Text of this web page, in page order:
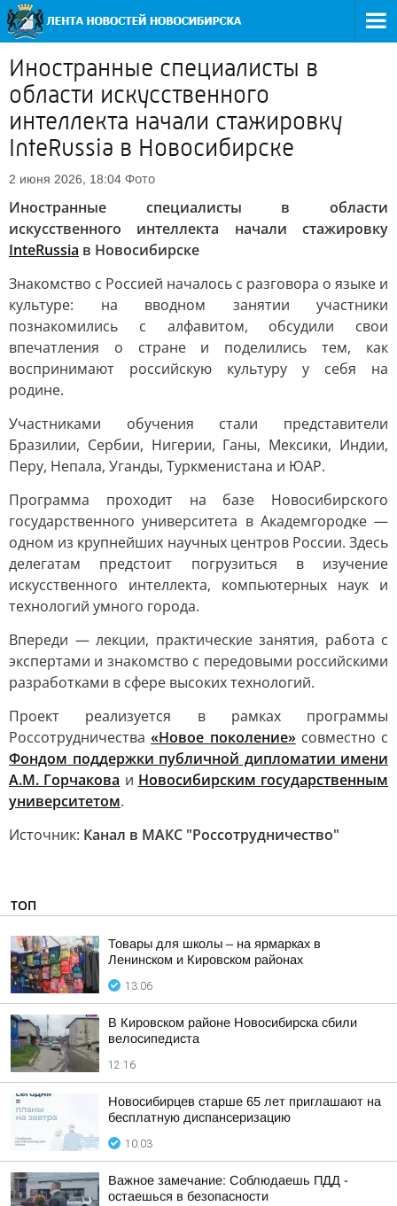
Иностранные специалисты в
области искусственного
интеллекта начали стажировку
InteRussia в Новосибирске
2 июня 2026, 18:04 Фото
Иностранные специалисты в области
искусственного интеллекта начали стажировку
InteRussia в Новосибирске
Знакомство с Россией началось с разговора о языке и
культуре: на вводном занятии участники
познакомились с алфавитом, обсудили свои
впечатления о стране и поделились тем, как
воспринимают российскую культуру у себя на
родине.
Участниками обучения стали представители
Бразилии, Сербии, Нигерии, Ганы, Мексики, Индии,
Перу, Непала, Уганды, Туркменистана и ЮАР.
Программа проходит на базе Новосибирского
государственного университета в Академгородке —
одном из крупнейших научных центров России. Здесь
делегатам предстоит погрузиться в изучение
искусственного интеллекта, компьютерных наук и
технологий умного города.
Впереди — лекции, практические занятия, работа с
экспертами и знакомство с передовыми российскими
разработками в сфере высоких технологий.
Проект реализуется в рамках программы
Россотрудничества«Новое поколение»совместно с
Фондом поддержки публичной дипломатии имени
А.М. Горчакова и Новосибирским государственным
университетом.
Источник: Канал в МАКС "Россотрудничество"
ТОП
Товары для школы – на ярмарках в
Ленинском и Кировском районах
13:06
В Кировском районе Новосибирска сбили
велосипедиста
12:16
Новосибирцев старше 65 лет приглашают на
бесплатную диспансеризацию
10:03
Важное замечание: Соблюдаешь ПДД -
остаешься в безопасности